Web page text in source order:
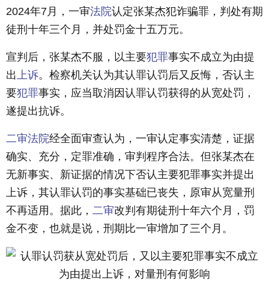
2024年7月，一审法院认定张某杰犯诈骗罪，判处有期
徒刑十年三个月，并处罚金十五万元。
宣判后，张某杰不服，以主要犯罪事实不成立为由提
出上诉。检察机关认为其认罪认罚后又反悔，否认主
要犯罪事实，应当取消因认罪认罚获得的从宽处罚，
遂提出抗诉。
二审法院经全面审查认为，一审认定事实清楚，证据
确实、充分，定罪准确，审判程序合法。但张某杰在
无新事实、新证据的情况下否认主要犯罪事实并提出
上诉，其认罪认罚的事实基础已丧失，原审从宽量刑
不再适用。据此， 二审改判有期徒刑十年六个月，罚
金不变，也就是说，刑期比一审增加了三个月。